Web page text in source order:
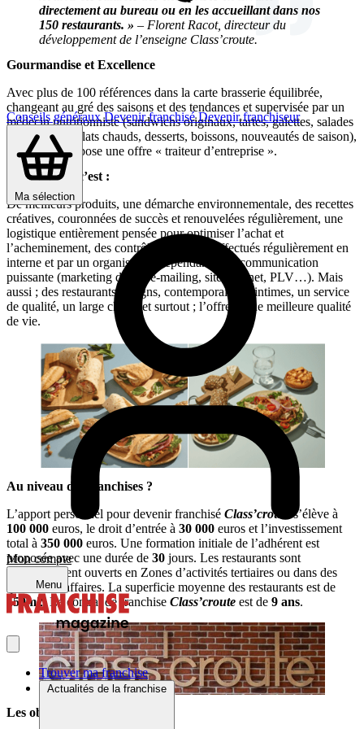
Conseils générauxDevenir franchiséDevenir franchiseur
Ma sélection
Mon compte
Menu
Trouver ma franchise
Actualités de la franchise
directement au bureau ou en les accueillant dans nos
150 restaurants. » – Florent Racot, directeur du
développement de l’enseigne Class’croute.
Gourmandise et Excellence
Avec plus de 100 références dans la carte brasserie équilibrée,
changeant au gré des saisons et des tendances et supervisée par un
médecin nutritionniste (sandwichs originaux, tartes, galettes, salades
gourmandes, plats chauds, desserts, boissons, nouveautés de saison),
l’enseigne propose une offre « traiteur d’entreprise ».
Class’croute c’est :
De meilleurs produits, une démarche environnementale, des recettes
créatives, couronnées de succès et renouvelées régulièrement, une
logistique entièrement pensée pour optimiser l’achat et
l’acheminement, des contrôles sanitaires effectués régulièrement en
interne et par un organisme indépendant, une communication
puissante (marketing direct, e-mailing, site internet, PLV…). Mais
aussi ; des restaurants designs, contemporains et intimes, un service
de qualité, un large choix, et surtout ; l’offre d’une meilleure qualité
de vie.
Au niveau des franchises ?
L’apport personnel pour devenir franchisé Class’croute
s’élève à
100 000 euros, le droit d’entrée à 30 000 euros et l’investissement
total à 350 000 euros. Une formation initiale de l’adhérent est
proposée avec une durée de 30 jours. Les restaurants sont
prioritairement ouverts en Zones d’activités tertiaires ou dans des
quartiers d’affaires. La superficie moyenne des restaurants est de
150m2. Le contrat de franchise Class’croute est de 9 ans.
Les objectifs